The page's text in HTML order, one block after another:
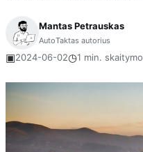
Mantas Petrauskas
AutoTaktas autorius
▣2024-06-02◷1 min. skaitymo